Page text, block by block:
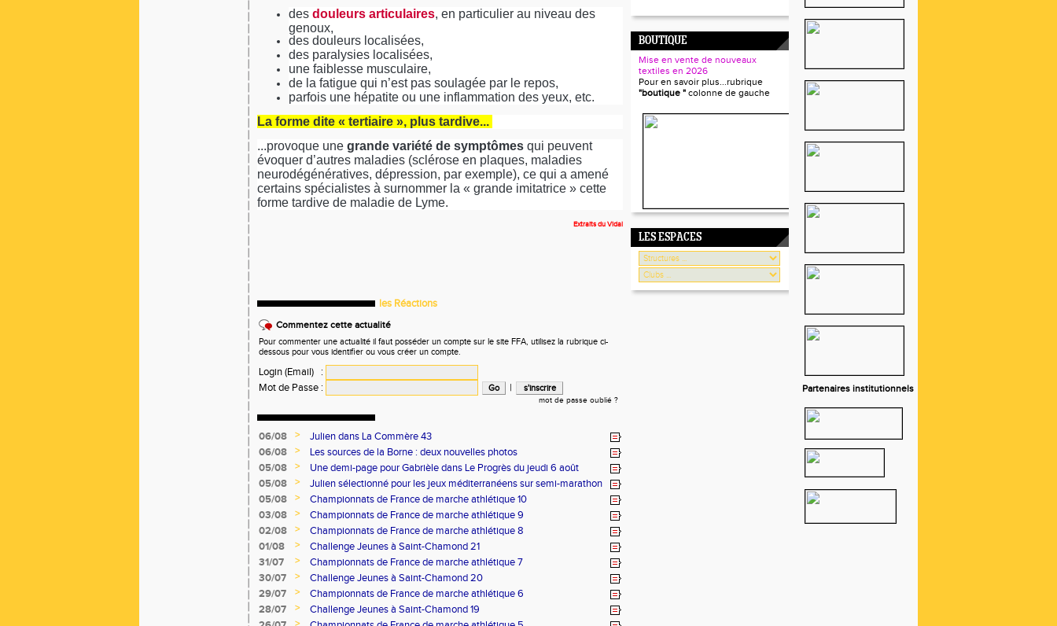
des douleurs articulaires, en particulier au niveau des
genoux,
des douleurs localisées,
des paralysies localisées,
une faiblesse musculaire,
de la fatigue qui n’est pas soulagée par le repos,
parfois une hépatite ou une inflammation des yeux, etc.
La forme dite « tertiaire », plus tardive...
...provoque une grande variété de symptômes qui peuvent
évoquer d’autres maladies (sclérose en plaques, maladies
neurodégénératives, dépression, par exemple), ce qui a amené
certains spécialistes à surnommer la « grande imitatrice » cette
forme tardive de maladie de Lyme.
Extraits du Vidal
les Réactions
Commentez cette actualité
Pour commenter une actualité il faut posséder un compte sur le site FFA, utilisez la rubrique ci-
dessous pour vous identifier ou vous créer un compte.
Login (Email)
:
Mot de Passe : |
mot de passe oublié ?
06/08 >
Julien dans La Commère 43
06/08
>
Les sources de la Borne : deux nouvelles photos
05/08
>
Une demi-page pour Gabrièle dans Le Progrès du jeudi 6 août
05/08
>
Julien sélectionné pour les jeux méditerranéens sur semi-marathon
05/08
>
Championnats de France de marche athlétique 10
03/08
>
Championnats de France de marche athlétique 9
02/08
>
Championnats de France de marche athlétique 8
01/08
>
Challenge Jeunes à Saint-Chamond 21
31/07
>
Championnats de France de marche athlétique 7
30/07
>
Challenge Jeunes à Saint-Chamond 20
29/07
>
Championnats de France de marche athlétique 6
28/07
>
Challenge Jeunes à Saint-Chamond 19
BOUTIQUE
Mise en vente de nouveaux
textiles en 2026
Pour en savoir plus...rubrique
"boutique " colonne de gauche
LES ESPACES
Partenaires institutionnels